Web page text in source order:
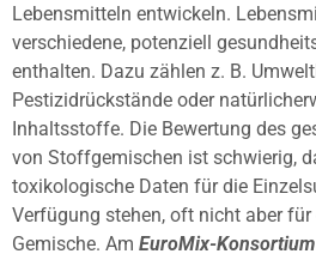
Lebensmitteln entwickeln.
verschiedene, potenziell
enthalten. Dazu zählen z. B.
Pestizidrückstände oder
Inhaltsstoffe. Die Bewertung des
von Stoffgemischen ist schwierig,
toxikologische Daten für die
Verfügung stehen, oft nicht aber für
Gemische. Am EuroMix-